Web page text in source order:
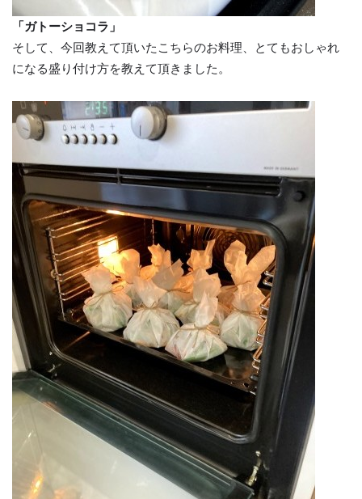
「ガトーショコラ」
そして、今回教えて頂いたこちらのお料理、とてもおしゃれ
になる盛り付け方を教えて頂きました。